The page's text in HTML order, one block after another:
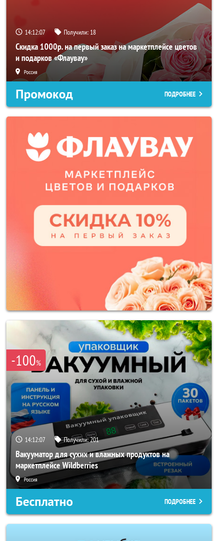
14:12:05 Получили: 18
Скидка 1000р. на первый заказ на маркетплейсе цветов
и подарков «Флаувау»
Россия
Промокод ПОДРОБНЕЕ
-100%
14:12:05 Получили:201
Вакууматор для сухих и влажных продуктов на
маркетплейсе Wildberries
Россия
Бесплатно ПОДРОБНЕЕ